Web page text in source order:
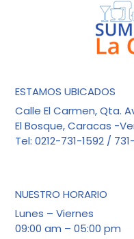
ESTAMOS UBICADOS
Calle El Carmen, Qta.
El Bosque, Caracas -
Tel: 0212-731-1592 /
NUESTRO HORARIO
Lunes – Viernes
09:00 am – 05:00 pm